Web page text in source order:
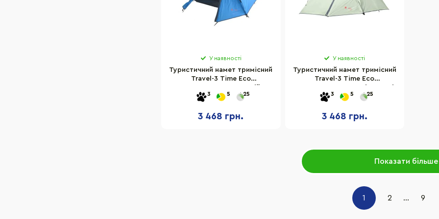
У наявності
Туристичний намет тримісний
Travel-3 Time Eco
3 5 25
3 468 грн.
У наявності
Туристичний намет тримісний
Travel-3 Time Eco
3 5 25
3 468 грн.
Показати більше
1 2 ... 9